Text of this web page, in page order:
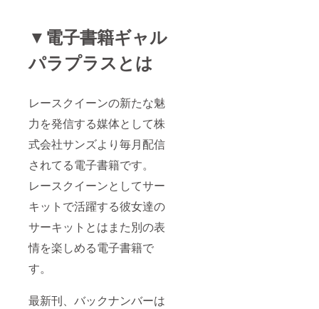
▼電子書籍ギャル
パラプラスとは
レースクイーンの新たな魅
力を発信する媒体として株
式会社サンズより毎月配信
されてる電子書籍です。
レースクイーンとしてサー
キットで活躍する彼女達の
サーキットとはまた別の表
情を楽しめる電子書籍で
す。
最新刊、バックナンバーは